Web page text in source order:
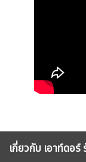
เกี่ยวกับ เอาท์ดอร์